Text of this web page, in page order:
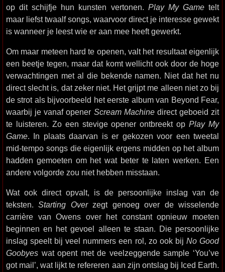
op dit schijfje hun kunsten vertonen. Play My Gametelt
maar liefst twaalf songs, waarvoor direct je interesse gewekt
is wanneer je leest wie er aan mee heeft gewerkt.
Om maar meteen hard te openen, valt het resultaat eigenlijk
een beetje tegen, maar dat komt wellicht ook door de hoge
verwachtingen met al die bekende namen. Niet dat het nu
direct slecht is, dat zeker niet. Het grijpt me alleen niet zo bij
de strot als bijvoorbeeld het eerste album van Beyond Fear,
waarbij je vanaf opener Scream Machinedirect geboeid zit
te luisteren. Zo een stevige opener ontbreekt opPlay My
Game. In plaats daarvan is er gekozen voor een tweetal
mid-tempo songs die eigenlijk ergens midden op het album
hadden gemoeten om het wat beter te laten werken. Een
andere volgorde zou niet hebben misstaan.
Wat ook direct opvalt, is de persoonlijke inslag van de
teksten.Starting Overzegt genoeg over de wisselende
carrière van Owens over het constant opnieuw moeten
beginnen en het gevoel alleen te staan. Die persoonlijke
inslag speelt bij veel nummers een rol, zo ook bij No Good
Goobyes wat opent met de veelzeggende sample ‘You’ve
got mail’, wat lijkt te refereren aan zijn ontslag bij Iced Earth.